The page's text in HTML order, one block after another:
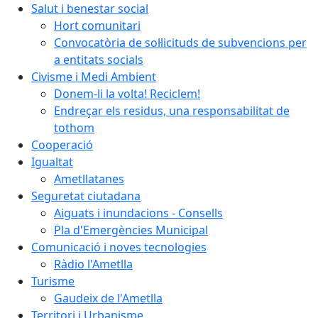
Salut i benestar social
Hort comunitari
Convocatòria de sol·licituds de subvencions per
a entitats socials
Civisme i Medi Ambient
Donem-li la volta! Reciclem!
Endreçar els residus, una responsabilitat de
tothom
Cooperació
Igualtat
Ametllatanes
Seguretat ciutadana
Aiguats i inundacions - Consells
Pla d'Emergències Municipal
Comunicació i noves tecnologies
Ràdio l'Ametlla
Turisme
Gaudeix de l'Ametlla